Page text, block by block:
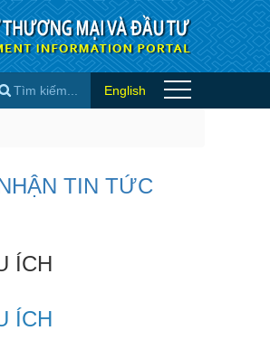
AI - Tin quốc tế
English
TIN TỨC
ÍCH
ÍCH